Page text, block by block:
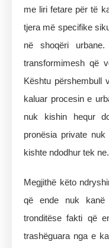
me liri fetare për të
tjera më specifike
në shoqëri
transformimesh që
Kështu përshembull
kaluar procesin e
nuk kishin hequr
pronësia private
kishte ndodhur tek ne.
Megjithë këto
që ende nuk
tronditëse fakti që
trashëguara nga e